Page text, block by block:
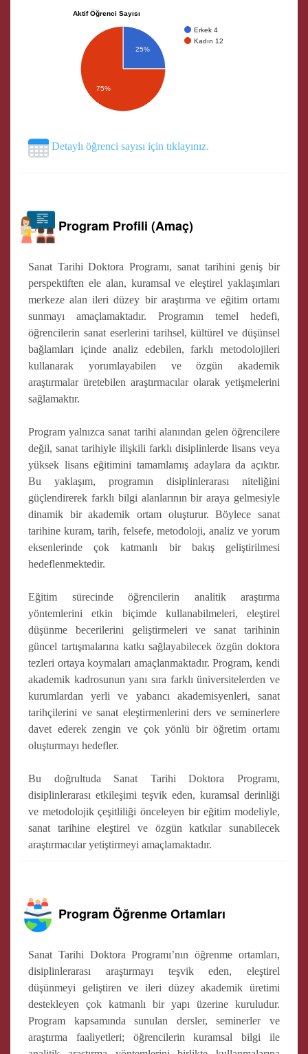
Aktif Öğrenci Sayısı
Erkek 4
Kadın 12
25%
75%
Detaylı öğrenci sayısı için tıklayınız.
Program Profili (Amaç)
Sanat Tarihi Doktora Programı, sanat tarihini geniş bir
perspektiften ele alan, kuramsal ve eleştirel yaklaşımları
merkeze alan ileri düzey bir araştırma ve eğitim ortamı
sunmayı amaçlamaktadır. Programın temel hedefi,
öğrencilerin sanat eserlerini tarihsel, kültürel ve düşünsel
bağlamları içinde analiz edebilen, farklı metodolojileri
kullanarak yorumlayabilen ve özgün akademik
araştırmalar üretebilen araştırmacılar olarak yetişmelerini
sağlamaktır.
Program yalnızca sanat tarihi alanından gelen öğrencilere
değil, sanat tarihiyle ilişkili farklı disiplinlerde lisans veya
yüksek lisans eğitimini tamamlamış adaylara da açıktır.
Bu yaklaşım, programın disiplinlerarası niteliğini
güçlendirerek farklı bilgi alanlarının bir araya gelmesiyle
dinamik bir akademik ortam oluşturur. Böylece sanat
tarihine kuram, tarih, felsefe, metodoloji, analiz ve yorum
eksenlerinde çok katmanlı bir bakış geliştirilmesi
hedeflenmektedir.
Eğitim sürecinde öğrencilerin analitik araştırma
yöntemlerini etkin biçimde kullanabilmeleri, eleştirel
düşünme becerilerini geliştirmeleri ve sanat tarihinin
güncel tartışmalarına katkı sağlayabilecek özgün doktora
tezleri ortaya koymaları amaçlanmaktadır. Program, kendi
akademik kadrosunun yanı sıra farklı üniversitelerden ve
kurumlardan yerli ve yabancı akademisyenleri, sanat
tarihçilerini ve sanat eleştirmenlerini ders ve seminerlere
davet ederek zengin ve çok yönlü bir öğretim ortamı
oluşturmayı hedefler.
Bu doğrultuda Sanat Tarihi Doktora Programı,
disiplinlerarası etkileşimi teşvik eden, kuramsal derinliği
ve metodolojik çeşitliliği önceleyen bir eğitim modeliyle,
sanat tarihine eleştirel ve özgün katkılar sunabilecek
araştırmacılar yetiştirmeyi amaçlamaktadır.
Program Öğrenme Ortamları
Sanat Tarihi Doktora Programı’nın öğrenme ortamları,
disiplinlerarası araştırmayı teşvik eden, eleştirel
düşünmeyi geliştiren ve ileri düzey akademik üretimi
destekleyen çok katmanlı bir yapı üzerine kuruludur.
Program kapsamında sunulan dersler, seminerler ve
araştırma faaliyetleri; öğrencilerin kuramsal bilgi ile